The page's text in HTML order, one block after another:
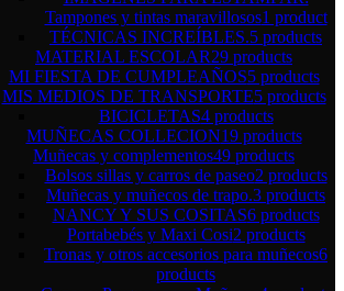
Tampones y tintas maravillosos1 product
TÉCNICAS INCREÍBLES.5 products
MATERIAL ESCOLAR29 products
MI FIESTA DE CUMPLEAÑOS5 products
MIS MEDIOS DE TRANSPORTE5 products
BICICLETAS4 products
MUÑECAS COLLECION19 products
Muñecas y complementos49 products
Bolsos sillas y carros de paseo2 products
Muñecas y muñecos de trapo.3 products
NANCY Y SUS COSITAS6 products
Portabebés y Maxi Cosi2 products
Tronas y otros accesorios para muñecos6
products